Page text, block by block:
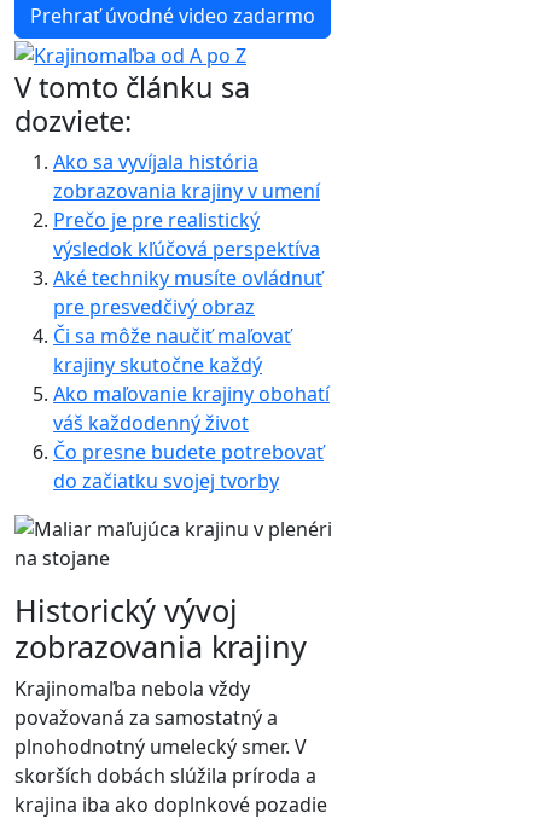
Prehrať úvodné video zadarmo
V tomto článku sa
dozviete:
Ako sa vyvíjala história
zobrazovania krajiny v umení
Prečo je pre realistický
výsledok kľúčová perspektíva
Aké techniky musíte ovládnuť
pre presvedčivý obraz
Či sa môže naučiť maľovať
krajiny skutočne každý
Ako maľovanie krajiny obohatí
váš každodenný život
Čo presne budete potrebovať
do začiatku svojej tvorby
Historický vývoj
zobrazovania krajiny
Krajinomaľba nebola vždy
považovaná za samostatný a
plnohodnotný umelecký smer. V
skorších dobách slúžila príroda a
krajina iba ako doplnkové pozadie